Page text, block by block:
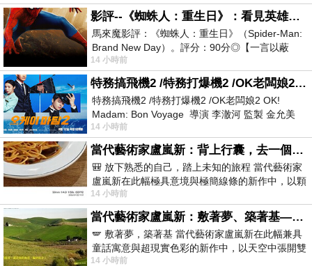
影評--《蜘蛛人：重生日》：看見英雄的孤獨與重生
馬來魔影評：《蜘蛛人：重生日》（Spider-Man:
Brand New Day）。評分：90分◎【一言以蔽
之】：一個失去一切的英雄，學會放下孤獨、
14 小時前
特務搞飛機2 /特務打爆機2 /OK老闆娘2 OK! Madam: Bon Voyage
特務搞飛機2 /特務打爆機2 /OK老闆娘2 OK!
Madam: Bon Voyage 導演 李澈河 監製 金允美
劇本 申鉉成 主演 嚴正化 朴誠雄
14 小時前
當代藝術家盧嵐新：背上行囊，去一個沒有人認識你的地方——看風景，也遇見渴望出發的自己
🎒 放下熟悉的自己，踏上未知的旅程 當代藝術家
盧嵐新在此幅極具意境與極簡線條的新作中，以顆
粒感豐富的灰綠粗糙背景，搭配凝練且具
14 小時前
當代藝術家盧嵐新：敷著夢、築著基——讓筆觸成為存在過的證據，將相遇的溫度熔鑄成新的模樣
🪽 敷著夢，築著基 當代藝術家盧嵐新在此幅兼具
童話寓意與超現實色彩的新作中，以天空中張開雙
翼的神聖形象與地面上聚集的人群對話，
14 小時前